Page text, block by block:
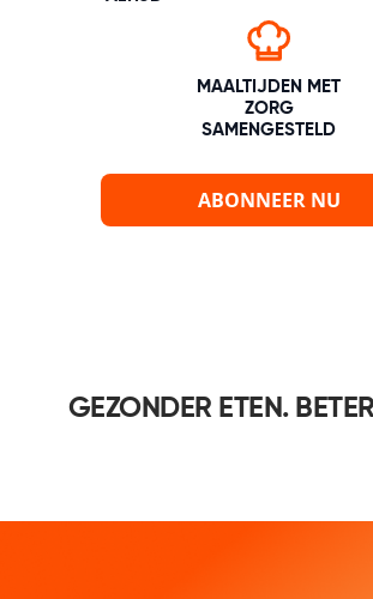
MAALTIJDEN MET
ZORG
SAMENGESTELD
ABONNEER NU
GEZONDER ETEN.